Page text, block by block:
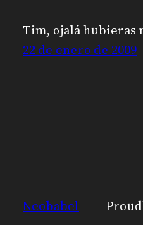
Tim, ojalá hubieras
22 de enero de 2009
Neobabel